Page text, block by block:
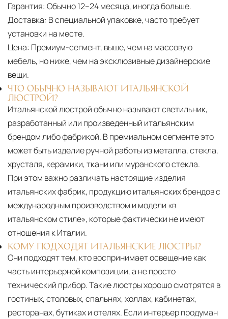
Гарантия: Обычно 12–24 месяца, иногда больше.
Доставка: В специальной упаковке, часто требует
установки на месте.
Цена: Премиум-сегмент, выше, чем на массовую
мебель, но ниже, чем на эксклюзивные дизайнерские
вещи.
ЧТО ОБЫЧНО НАЗЫВАЮТ ИТАЛЬЯНСКОЙ
ЛЮСТРОЙ?
Итальянской люстрой обычно называют светильник,
разработанный или произведенный итальянским
брендом либо фабрикой. В премиальном сегменте это
может быть изделие ручной работы из металла, стекла,
хрусталя, керамики, ткани или муранского стекла.
При этом важно различать настоящие изделия
итальянских фабрик, продукцию итальянских брендов с
международным производством и модели «в
итальянском стиле», которые фактически не имеют
отношения к Италии.
КОМУ ПОДХОДЯТ ИТАЛЬЯНСКИЕ ЛЮСТРЫ?
Они подходят тем, кто воспринимает освещение как
часть интерьерной композиции, а не просто
технический прибор. Такие люстры хорошо смотрятся в
гостиных, столовых, спальнях, холлах, кабинетах,
ресторанах, бутиках и отелях. Если интерьер продуман